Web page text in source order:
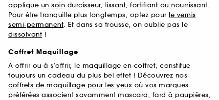
applique un soin durcisseur, lissant, fortifiant ou nourrissant.
Pour être tranquille plus longtemps, optez pour le vernis
semi-permanent. Et dans sa trousse, on oublie pas le
dissolvant !
Coffret Maquillage
A offrir ou à s’offrir, le maquillage en coffret, constitue
toujours un cadeau du plus bel effet ! Découvrez nos
coffrets de maquillage pour les yeux où vos marques
préférées associent savamment mascara, fard à paupières,